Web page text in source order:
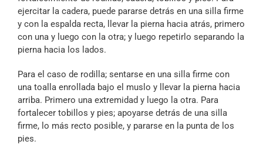
ejercitar la cadera, puede pararse detrás en una silla firme
y con la espalda recta, llevar la pierna hacia atrás, primero
con una y luego con la otra; y luego repetirlo separando la
pierna hacia los lados.
Para el caso de rodilla; sentarse en una silla firme con
una toalla enrollada bajo el muslo y llevar la pierna hacia
arriba. Primero una extremidad y luego la otra. Para
fortalecer tobillos y pies; apoyarse detrás de una silla
firme, lo más recto posible, y pararse en la punta de los
pies.